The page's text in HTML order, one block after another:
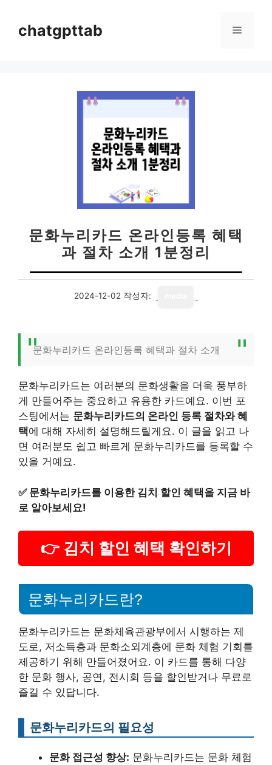
chatgpttab 메
문화누리카드 온라인등록 혜택
과 절차 소개 1분정리
2024-12-02 작성자:
문화누리카드 온라인등록 혜택과 절차 소개
문화누리카드는 여러분의 문화생활을 더욱 풍부하
게 만들어주는 중요하고 유용한 카드예요. 이번 포
스팅에서는 문화누리카드의 온라인 등록 절차와 혜
택에 대해 자세히 설명해드릴게요. 이 글을 읽고 나
면 여러분도 쉽고 빠르게 문화누리카드를 등록할 수
있을 거예요.
✅ 문화누리카드를 이용한 김치 할인 혜택을 지금 바
로 알아보세요!
👉 김치 할인 혜택 확인하기
문화누리카드란?
문화누리카드는 문화체육관광부에서 시행하는 제
도로, 저소득층과 문화소외계층에 문화 체험 기회를
제공하기 위해 만들어졌어요. 이 카드를 통해 다양
한 문화 행사, 공연, 전시회 등을 할인받거나 무료로
즐길 수 있답니다.
문화누리카드의 필요성
문화 접근성 향상: 문화누리카드는 문화 체험